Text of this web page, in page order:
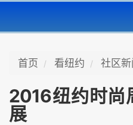
首页 看纽约 社区新
2016纽约时尚
展